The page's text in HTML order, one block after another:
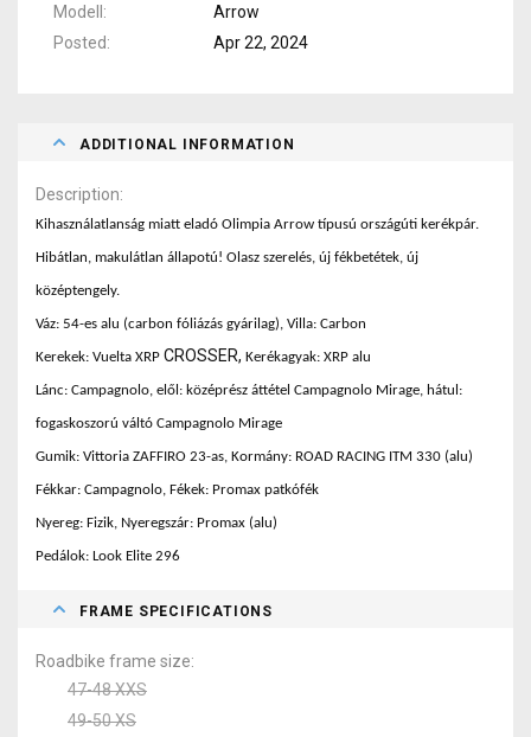
Modell
Arrow
Posted
Apr 22, 2024
ADDITIONAL INFORMATION
Description
Kihasználatlanság miatt eladó Olimpia Arrow típusú országúti kerékpár.
Hibátlan, makulátlan állapotú! Olasz szerelés, új fékbetétek, új
középtengely.
Váz: 54-es alu (carbon fóliázás gyárilag), Villa: Carbon
Kerekek: Vuelta XRP CROSSER, Kerékagyak: XRP alu
Lánc: Campagnolo, elől: középrész áttétel Campagnolo Mirage, hátul:
fogaskoszorú váltó Campagnolo Mirage
Gumik: Vittoria ZAFFIRO 23-as, Kormány: ROAD RACING ITM 330 (alu)
Fékkar: Campagnolo, Fékek: Promax patkófék
Nyereg: Fizik, Nyeregszár: Promax (alu)
Pedálok: Look Elite 296
FRAME SPECIFICATIONS
Roadbike frame size
47-48 XXS
49-50 XS